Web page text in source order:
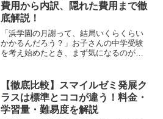
費用から内訳、隠れた費用まで徹
底解説！
「浜学園の月謝って、結局いくらくらい
かかるんだろう？」お子さんの中学受験
を考え始めたとき、まず気になるのが塾
安に思う保護者の方も多いのではないで
しょうか。でもご安心くだ...
【徹底比較】スマイルゼミ発展ク
ラスは標準とココが違う！料金・
学習量・難易度を解説